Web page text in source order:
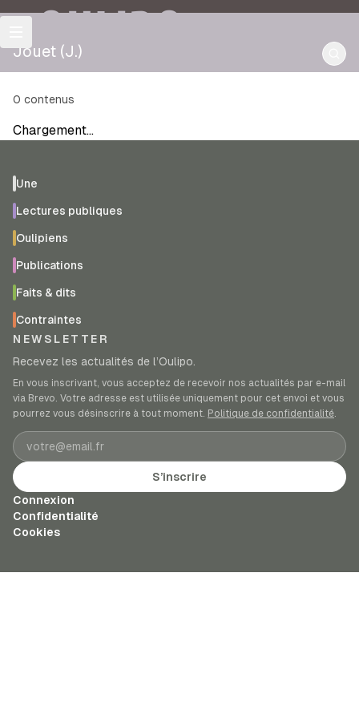
OULIPO
Jouet (J.)
0 contenus
Chargement…
Une
Lectures publiques
Oulipiens
Publications
Faits & dits
Contraintes
NEWSLETTER
Recevez les actualités de l’Oulipo.
En vous inscrivant, vous acceptez de recevoir nos actualités par e-mail
via Brevo. Votre adresse est utilisée uniquement pour cet envoi et vous
pourrez vous désinscrire à tout moment. Politique de confidentialité.
Adresse e-mail
S’inscrire
Connexion
Confidentialité
Cookies